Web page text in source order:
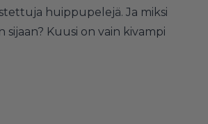
huippupelejä. Ja miksi
sijaan? Kuusi on vain kivampi